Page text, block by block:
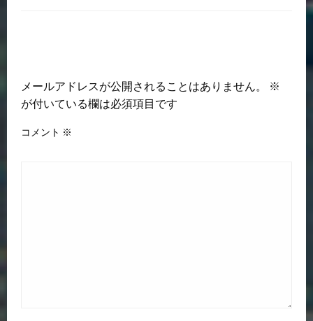
メールアドレスが公開されることはありません。
※
が付いている欄は必須項目です
コメント ※